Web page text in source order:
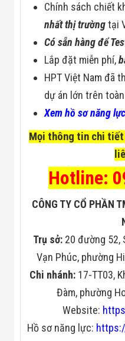
Chính sách chiết
nhất thị trườngtại
Có sẵn hàng để
Lắp đặt miễn phí,
HPT Việt Nam đã
dự án lớn trên
Xem hồ sơ năng
Mọi thông tin chi tiết
Hotline:
CÔNG TY CỔ PHẦN
Trụ sở: 20 đường 52,
Vạn Phúc, phường
Chi nhánh:17-TT03,
Đàm, phường
Website:
Hồ sơ năng lực: